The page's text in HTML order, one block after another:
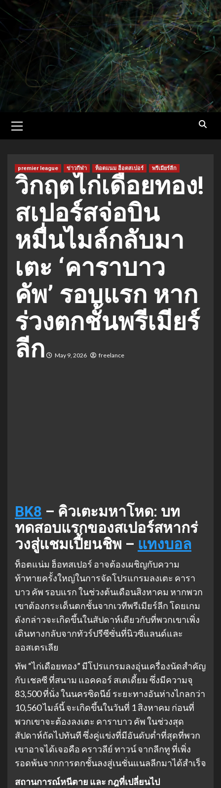
Skip
content
Menu
premier league ข่าวกีฬา ท็อตแนม ฮ็อตสเปอร์ พรีเมียร์ลีก
วิกฤตไก่เดือยทอง!
สเปอร์สจ่อบิน
หมื่นไมล์กลับมา
เตะ ‘คาราบาว
คัพ’ รอบแรก หาก
ร่วงตกชั้นพรีเมียร์
ลีก
May 9, 2026 freelance
BK8 – คิวเตะมหาโหด: บท
ทดสอบแรกของสเปอร์สหากร่
วงสู่แชมเปี้ยนชิพ – แทงบอล
ท็อตแน่ม ฮ็อทสเปอร์ อาจต้องเผชิญกับความ
ท้าทายครั้งใหญ่ในการจัดโปรแกรมลงเตะ คารา
บาว คัพ รอบแรก ในช่วงต้นเดือนสิงหาคม หากพวก
เขาต้องกระเด็นตกชั้นจากเวทีพรีเมียร์ลีก โดยเกม
ดังกล่าวจะเกิดขึ้นในสัปดาห์เดียวกับที่พวกเขาเพิ่ง
เดินทางกลับจากทัวร์ปรีซีซั่นที่นิวซีแลนด์และ
ออสเตรเลีย
ทัพ “ไก่เดือยทอง” มีโปรแกรมลงอุ่นเครื่องนัดสำคัญ
กับ เชลซี ที่สนาม แอคคอร์ สเตเดี้ยม ซึ่งมีความจุ
83,500 ที่นั่ง ในนครซิดนีย์ ระยะทางอันห่างไกลกว่า
10,560 ไมล์นี้ จะเกิดขึ้นในวันที่ 1 สิงหาคม ก่อนที่
พวกเขาจะต้องลงเตะ คาราบาว คัพ ในช่วงสุด
สัปดาห์ถัดไปทันที ซึ่งคู่แข่งที่มีอันดับต่ำที่สุดที่พวก
เขาอาจได้เจอคือ คราวลีย์ ทาวน์ จากลีกทู ที่เพิ่ง
รอดพ้นจากการตกชั้นลงสู่เนชั่นแนลลีกมาได้สำเร็จ
สถานการณ์หนีตาย และ กฎที่เปลี่ยนไป